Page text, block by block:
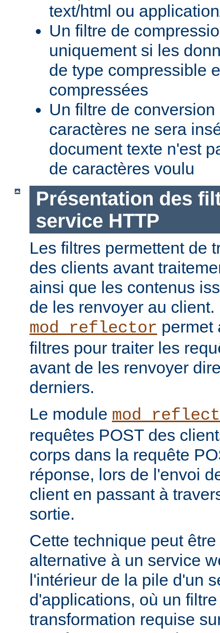
text/html ou
Un filtre de
uniquement si les
de type compressible
compressées
Un filtre de
caractères ne sera
document texte n'est
de caractères voulu
Présentation des
service HTTP
Les filtres permettent de
des clients avant
ainsi que les contenus
de les renvoyer au
mod_reflector permet
filtres pour traiter les
avant de les renvoyer
derniers.
Le module
requêtes POST des
corps dans la requête
réponse, lors de l'envoi
client en passant à
sortie.
Cette technique peut
alternative à un service
l'intérieur de la pile d'un
d'applications, où un
transformation requise